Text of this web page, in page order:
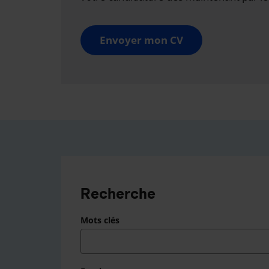
Envoyer mon CV
Recherche
Mots clés